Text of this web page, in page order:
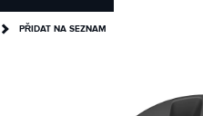
PŘIDAT NA SEZNAM